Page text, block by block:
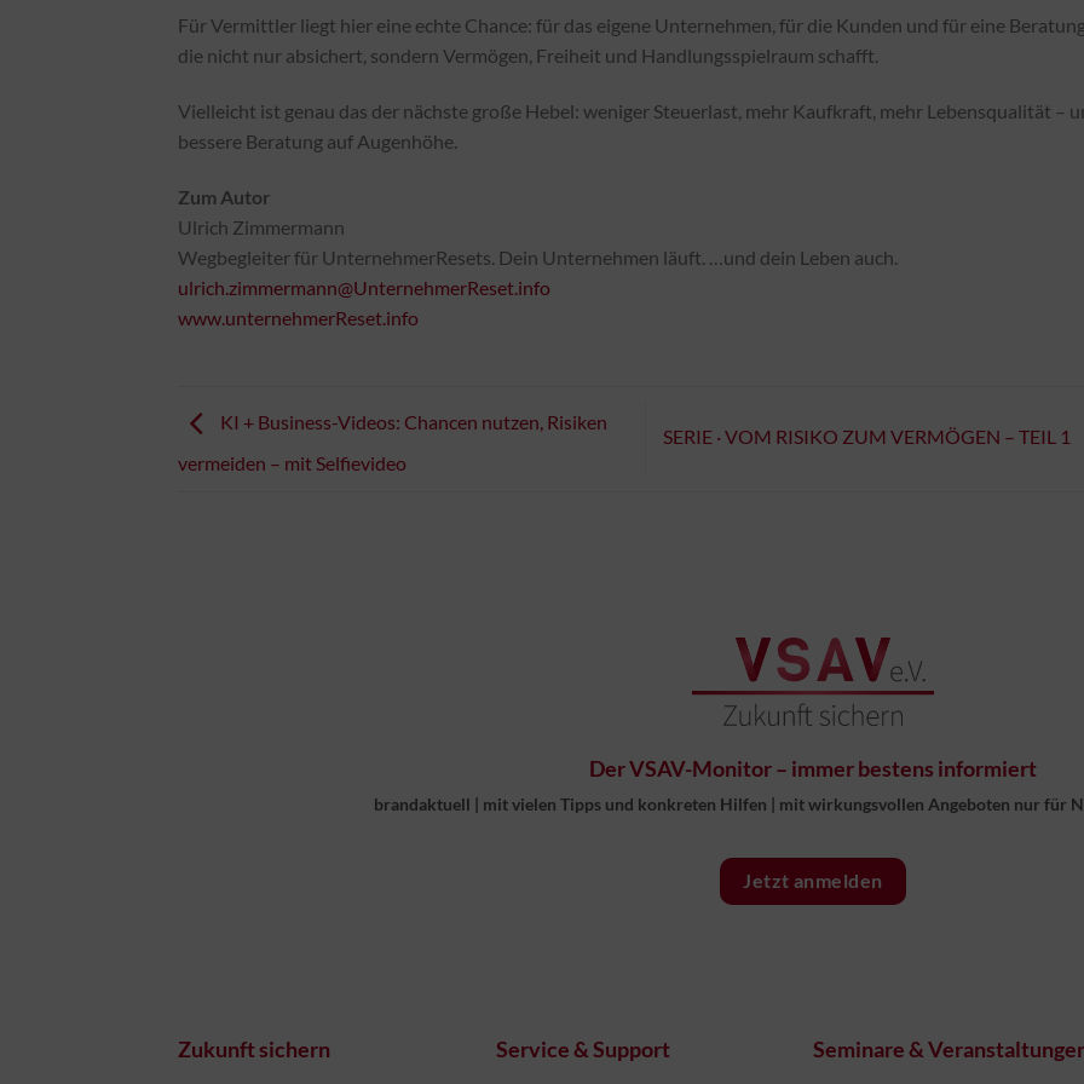
Für Vermittler liegt hier eine echte Chance: für das eigene Unternehmen, für die Kunden und für eine
die nicht nur absichert, sondern Vermögen, Freiheit und Handlungsspielraum schafft.
Vielleicht ist genau das der nächste große Hebel: weniger Steuerlast, mehr Kaufkraft, mehr Lebensqualität –
bessere Beratung auf Augenhöhe.
Zum Autor
Ulrich Zimmermann
Wegbegleiter für UnternehmerResets. Dein Unternehmen läuft. …und dein Leben auch.
ulrich.zimmermann@UnternehmerReset.info
www.unternehmerReset.info
KI + Business-Videos: Chancen nutzen, Risiken
vermeiden – mit Selfievideo
SERIE · VOM RISIKO ZUM VERMÖGEN – TEIL 1
Der VSAV-Monitor – immer bestens informiert
brandaktuell | mit vielen Tipps und konkreten Hilfen | mit wirkungsvollen Angeboten nur für
Jetzt anmelden
Zukunft sichern Service & Support Seminare &